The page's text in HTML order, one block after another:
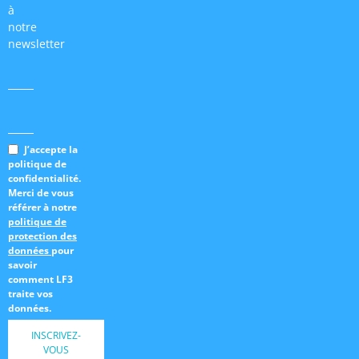
à
notre
newsletter
J’accepte la
politique de
confidentialité.
Merci de vous
référer à notre
politique de
protection des
données pour
savoir
comment LF3
traite vos
données.
INSCRIVEZ-
VOUS